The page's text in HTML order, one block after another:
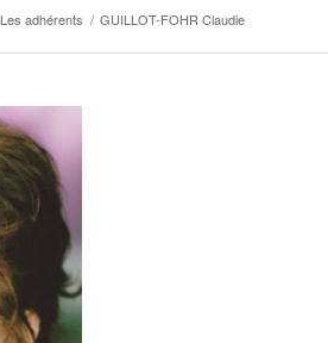
Les adhérents / GUILLOT-FOHR Claudie